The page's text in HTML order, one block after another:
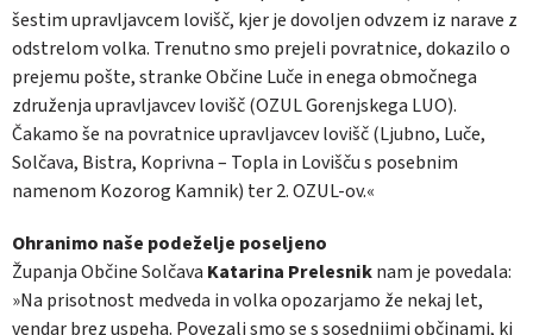
šestim upravljavcem lovišč, kjer je dovoljen odvzem iz narave z
odstrelom volka. Trenutno smo prejeli povratnice, dokazilo o
prejemu pošte, stranke Občine Luče in enega območnega
združenja upravljavcev lovišč (OZUL Gorenjskega LUO).
Čakamo še na povratnice upravljavcev lovišč (Ljubno, Luče,
Solčava, Bistra, Koprivna – Topla in Lovišču s posebnim
namenom Kozorog Kamnik) ter 2. OZUL-ov.«
Ohranimo naše podeželje poseljeno
Županja Občine Solčava Katarina Prelesniknam je povedala:
»Na prisotnost medveda in volka opozarjamo že nekaj let,
vendar brez uspeha. Povezali smo se s sosednjimi občinami, ki